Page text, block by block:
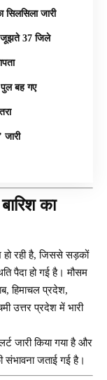
सिलसिला जारी
जूझते 37 जिले
बह गए
जारी
का
हो रही है, जिससे सड़कों
पैदा हो गई है। मौसम
हिमाचल प्रदेश,
उत्तर प्रदेश में भारी
जारी किया गया है और
संभावना जताई गई है।